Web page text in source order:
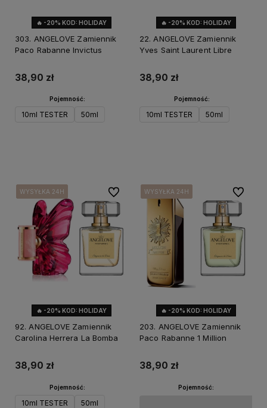
🔥 -20% KOD: HOLIDAY
303. ANGELOVE Zamiennik
Paco Rabanne Invictus
38,90 zł
Pojemność:
10ml TESTER 50ml
🔥 -20% KOD: HOLIDAY
22. ANGELOVE Zamiennik
Yves Saint Laurent Libre
38,90 zł
Pojemność:
10ml TESTER 50ml
🔥 -20% KOD: HOLIDAY
WYSYŁKA 24H
WYSYŁKA 24H
WYSYŁKA 24H
WYSYŁKA 24H
WYSYŁKA 24H
92. ANGELOVE Zamiennik
Carolina Herrera La Bomba
38,90 zł
Pojemność:
10ml TESTER 50ml
Do ulubionych
🔥 -20% KOD: HOLIDAY
WYSYŁKA 24H
WYSYŁKA 24H
WYSYŁKA 24H
WYSYŁKA 24H
WYSYŁKA 24H
203. ANGELOVE Zamiennik
Paco Rabanne 1 Million
38,90 zł
Pojemność:
Do